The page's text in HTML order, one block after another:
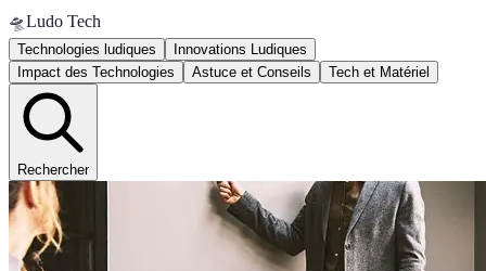
🛸Ludo Tech
Technologies ludiques
Innovations Ludiques
Impact des Technologies
Astuce et Conseils Tech et Matériel
Rechercher